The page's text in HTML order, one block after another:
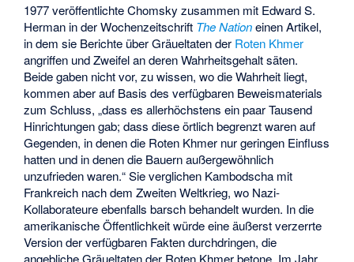
1977 veröffentlichte Chomsky zusammen mit Edward S.
Herman in der Wochenzeitschrift The Nationeinen Artikel,
in dem sie Berichte über Gräueltaten der Roten Khmer
angriffen und Zweifel an deren Wahrheitsgehalt säten.
Beide gaben nicht vor, zu wissen, wo die Wahrheit liegt,
kommen aber auf Basis des verfügbaren Beweismaterials
zum Schluss, „dass es allerhöchstens ein paar Tausend
Hinrichtungen gab; dass diese örtlich begrenzt waren auf
Gegenden, in denen die Roten Khmer nur geringen Einfluss
hatten und in denen die Bauern außergewöhnlich
unzufrieden waren.“ Sie verglichen Kambodscha mit
Frankreich nach dem Zweiten Weltkrieg, wo Nazi-
Kollaborateure ebenfalls barsch behandelt wurden. In die
amerikanische Öffentlichkeit würde eine äußerst verzerrte
Version der verfügbaren Fakten durchdringen, die
angebliche Gräueltaten der Roten Khmer betone. Im Jahr